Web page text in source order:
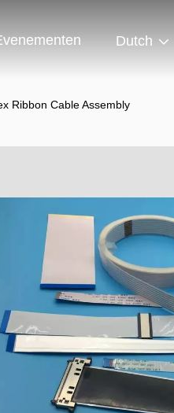
Dutch
Ribbon Cable Assembly